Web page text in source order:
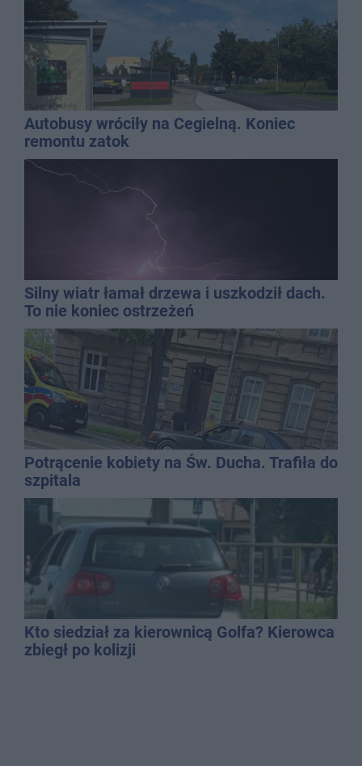
Autobusy wróciły na Cegielną. Koniec
remontu zatok
Silny wiatr łamał drzewa i uszkodził dach.
To nie koniec ostrzeżeń
Potrącenie kobiety na Św. Ducha. Trafiła do
szpitala
Kto siedział za kierownicą Golfa? Kierowca
zbiegł po kolizji